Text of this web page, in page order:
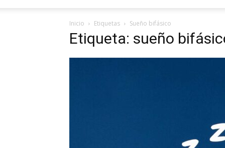
Inicio Etiquetas Sueño bifásico
Etiqueta: sueño